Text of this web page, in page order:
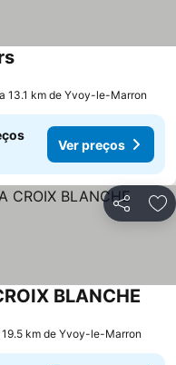
Ver preços
13.1 km de Yvoy-le-Marron
Ver preços
Partilhar
BLANCHE
km de Yvoy-le-Marron